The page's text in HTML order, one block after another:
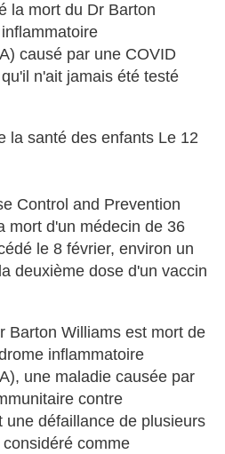
la mort du Dr Barton
causé par une COVID
n'ait jamais été testé
la santé des enfants Le 12
Control and Prevention
mort d'un médecin de 36
le 8 février, environ un
deuxième dose d'un vaccin
Barton Williams est mort de
inflammatoire
une maladie causée par
contre
une défaillance de plusieurs
comme